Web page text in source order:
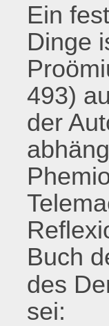
Ein
Dinge
493)
der
Buch
des
sei: